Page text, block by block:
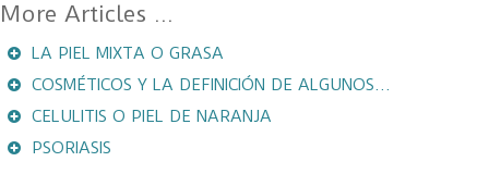
LA PIEL MIXTA O GRASA
COSMÉTICOS Y LA DEFINICIÓN DE ALGUNOS...
CELULITIS O PIEL DE NARANJA
PSORIASIS